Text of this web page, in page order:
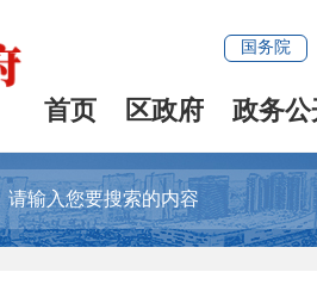
国务院
首页 区政府 政务公